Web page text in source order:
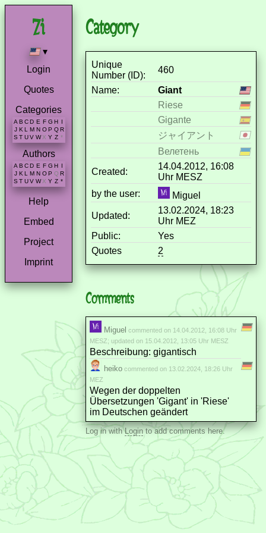
▾
Login
Quotes
Categories
A B C D E F G H I
J K L M N O P Q R
S T U V W X Y Z *
Authors
A B C D E F G H
J K L M N O P Q R
S T U V W X Y Z *
Help
Embed
Project
Imprint
Category
Unique
Number (ID):
460
Name:
Giant
Riese
Gigante
ジャイアント
Велетень
Created:
14.04.2012, 16:08
Uhr MESZ
by the user:
Miguel
Updated:
13.02.2024, 18:23
Uhr MEZ
Public:
Yes
Quotes
2
Comments
Miguel commented on 14.04.2012, 16:08 Uhr
MESZ; updated on 15.04.2012, 13:05 Uhr MESZ
Beschreibung: gigantisch
heiko commented on 13.02.2024, 18:26 Uhr
MEZ
Wegen der doppelten
Übersetzungen 'Gigant' in 'Riese'
im Deutschen geändert
Log in withLoginto add comments here.